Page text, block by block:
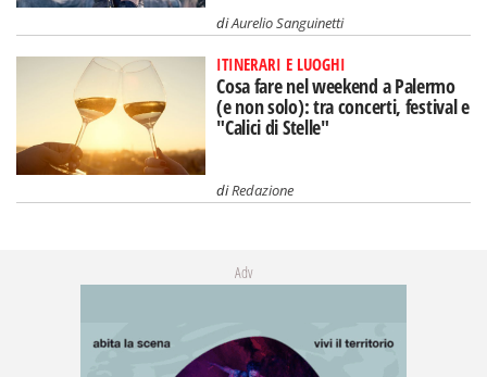
diAurelio Sanguinetti
ITINERARI E LUOGHI
Cosa fare nel weekend a Palermo
(e non solo): tra concerti, festival e
"Calici di Stelle"
diRedazione
Adv